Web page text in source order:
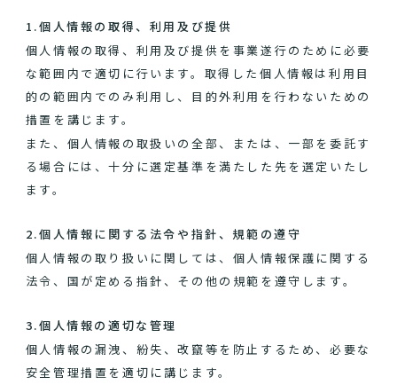
1.個人情報の取得、利用及び提供
個人情報の取得、利用及び提供を事業遂行のために必要
な範囲内で適切に行います。取得した個人情報は利用目
的の範囲内でのみ利用し、目的外利用を行わないための
措置を講じます。
また、個人情報の取扱いの全部、または、一部を委託す
る場合には、十分に選定基準を満たした先を選定いたし
ます。
2.個人情報に関する法令や指針、規範の遵守
個人情報の取り扱いに関しては、個人情報保護に関する
法令、国が定める指針、その他の規範を遵守します。
3.個人情報の適切な管理
個人情報の漏洩、紛失、改竄等を防止するため、必要な
安全管理措置を適切に講じます。